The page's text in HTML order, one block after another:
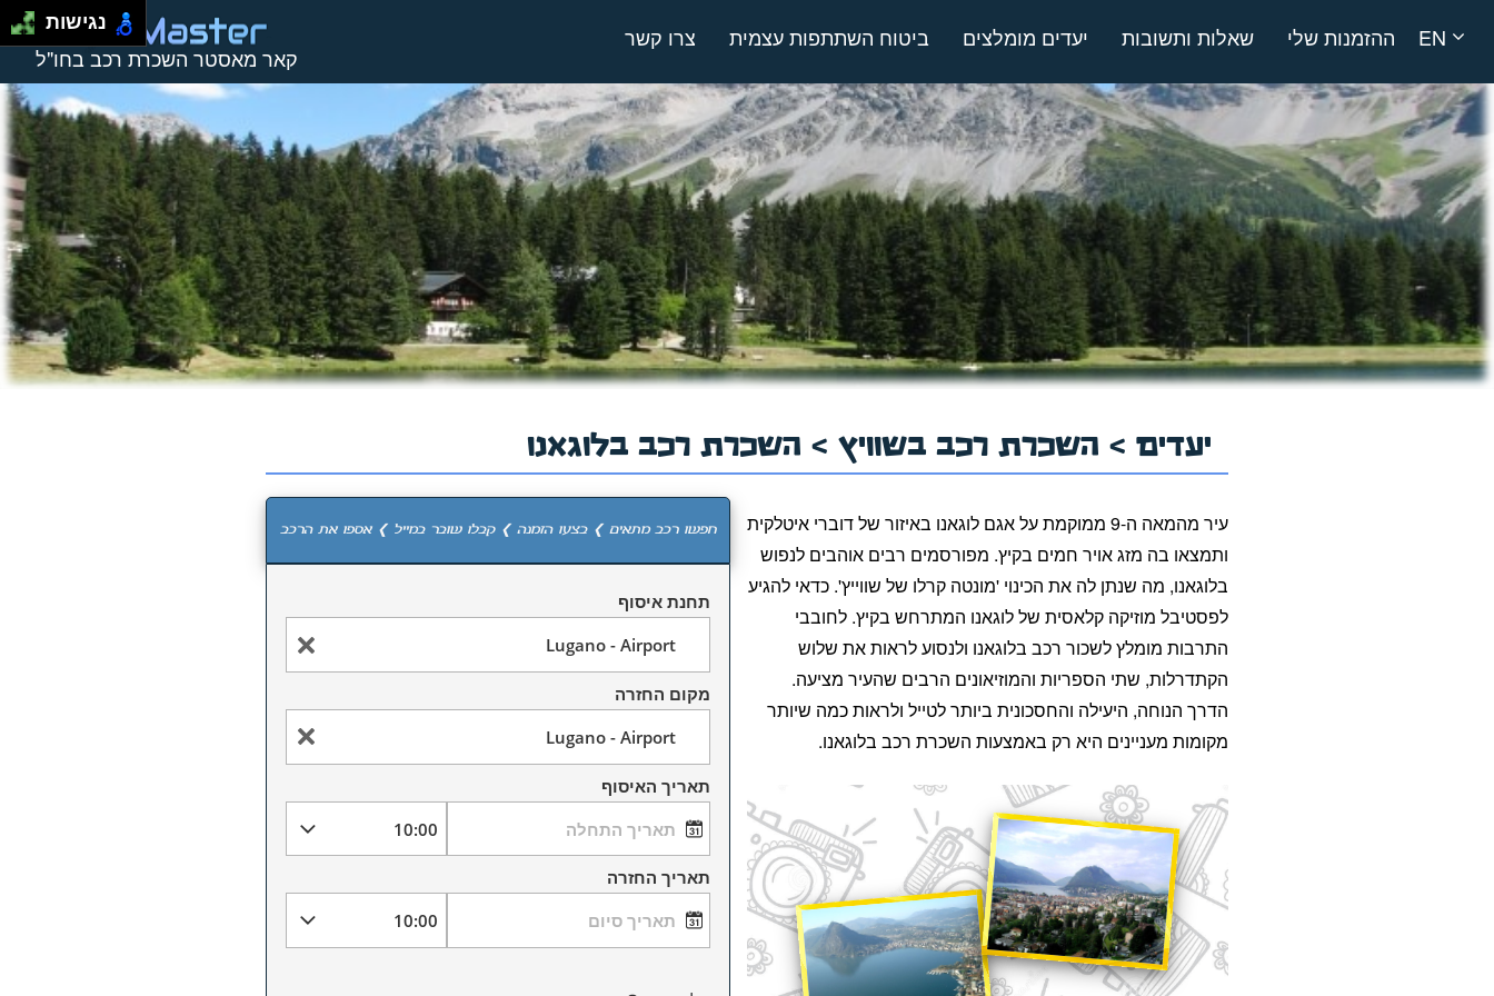
קאר מאסטר השכרת רכב בחו"ל
צרו קשר ביטוח השתתפות עצמית יעדים מומלצים שאלות ותשובות ההזמנות שלי EN
יעדים > השכרת רכב בשוויץ > השכרת רכב בלוגאנו
חפשו רכב מתאים ❯ בצעו הזמנה ❯ קבלו שובר במייל ❯ אספו את הרכב
תחנת איסוף
מקום החזרה
תאריך האיסוף
תאריך החזרה
עיר מהמאה ה-9 ממוקמת על אגם לוגאנו באיזור של דוברי איטלקית
ותמצאו בה מזג אויר חמים בקיץ. מפורסמים רבים אוהבים לנפוש
בלוגאנו, מה שנתן לה את הכינוי 'מונטה קרלו של שווייץ'. כדאי להגיע
לפסטיבל מוזיקה קלאסית של לוגאנו המתרחש בקיץ. לחובבי
התרבות מומלץ לשכור רכב בלוגאנו ולנסוע לראות את שלוש
הקתדרלות, שתי הספריות והמוזיאונים הרבים שהעיר מציעה.
הדרך הנוחה, היעילה והחסכונית ביותר לטייל ולראות כמה שיותר
מקומות מעניינים היא רק באמצעות השכרת רכב בלוגאנו.
נגישות